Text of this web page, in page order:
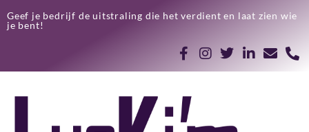
Geef je bedrijf de uitstraling die het verdient en laat zien wie
je bent!